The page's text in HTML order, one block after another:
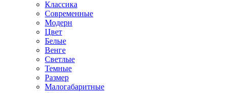
Классика
Современные
Модерн
Цвет
Белые
Венге
Светлые
Темные
Размер
Малогабаритные